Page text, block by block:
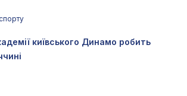
київського Динамо робить